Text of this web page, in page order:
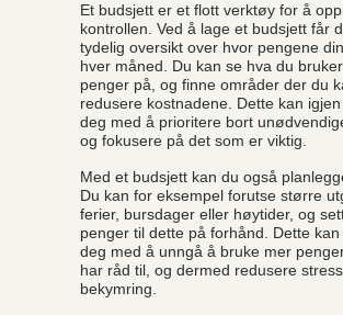
Et budsjett er et flott verktøy for å
kontrollen. Ved å lage et budsjett får
tydelig oversikt over hvor pengene
hver måned. Du kan se hva du
penger på, og finne områder der du
redusere kostnadene. Dette kan
deg med å prioritere bort
og fokusere på det som er viktig.
Med et budsjett kan du også
Du kan for eksempel forutse større
ferier, bursdager eller høytider, og
penger til dette på forhånd. Dette
deg med å unngå å bruke mer
har råd til, og dermed redusere
bekymring.